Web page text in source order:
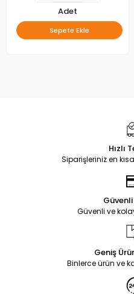
Adet
Sepete Ekle
Hızlı
Siparişleriniz en
Güvenli ve
Geniş
Binlerce ürün ve